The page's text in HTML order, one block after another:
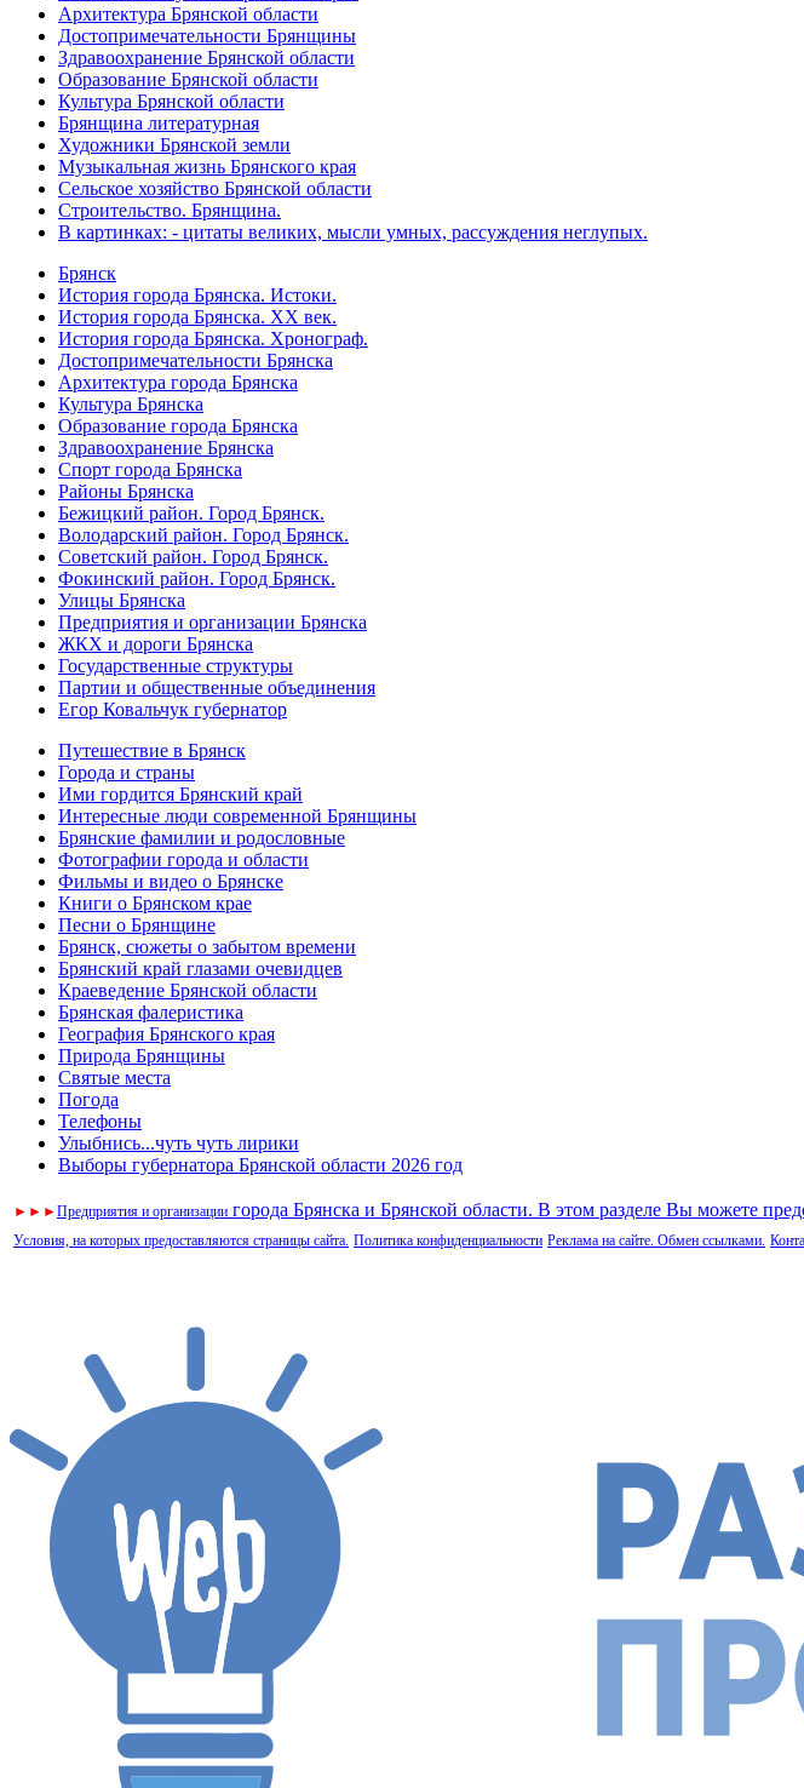
Архитектура Брянской области
Достопримечательности Брянщины
Здравоохранение Брянской области
Образование Брянской области
Культура Брянской области
Брянщина литературная
Художники Брянской земли
Музыкальная жизнь Брянского края
Сельское хозяйство Брянской области
Строительство. Брянщина.
В картинках: - цитаты великих, мысли умных, рассуждения неглупых.
Брянск
История города Брянска. Истоки.
История города Брянска. XX век.
История города Брянска. Хронограф.
Достопримечательности Брянска
Архитектура города Брянска
Культура Брянска
Образование города Брянска
Здравоохранение Брянска
Спорт города Брянска
Районы Брянска
Бежицкий район. Город Брянск.
Володарский район. Город Брянск.
Советский район. Город Брянск.
Фокинский район. Город Брянск.
Улицы Брянска
Предприятия и организации Брянска
ЖКХ и дороги Брянска
Государственные структуры
Партии и общественные объединения
Егор Ковальчук губернатор
Путешествие в Брянск
Города и страны
Ими гордится Брянский край
Интересные люди современной Брянщины
Брянские фамилии и родословные
Фотографии города и области
Фильмы и видео о Брянске
Книги о Брянском крае
Песни о Брянщине
Брянск, сюжеты о забытом времени
Брянский край глазами очевидцев
Краеведение Брянской области
Брянская фалеристика
География Брянского края
Природа Брянщины
Святые места
Погода
Телефоны
Улыбнись...чуть чуть лирики
Выборы губернатора Брянской области 2026 год
► ► ►Предприятия и организации города Брянска и Брянской области. В этом разделе Вы можете
Условия, на которых предоставляются страницы сайта. Политика конфиденциальности Реклама на сайте. Обмен ссылками.